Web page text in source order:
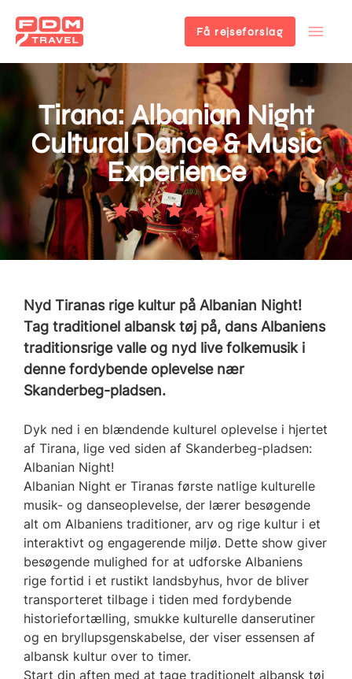
hovedindhold
Få rejseforslag
Tirana: Albanian Night
Cultural Dance & Music
Experience
Nyd Tiranas rige kultur på Albanian Night!
Tag traditionel albansk tøj på, dans Albaniens
traditionsrige valle og nyd live folkemusik i
denne fordybende oplevelse nær
Skanderbeg-pladsen.
Dyk ned i en blændende kulturel oplevelse i hjertet
af Tirana, lige ved siden af Skanderbeg-pladsen:
Albanian Night!
Albanian Night er Tiranas første natlige kulturelle
musik- og danseoplevelse, der lærer besøgende
alt om Albaniens traditioner, arv og rige kultur i et
interaktivt og engagerende miljø. Dette show giver
besøgende mulighed for at udforske Albaniens
rige fortid i et rustikt landsbyhus, hvor de bliver
transporteret tilbage i tiden med fordybende
historiefortælling, smukke kulturelle danserutiner
og en bryllupsgenskabelse, der viser essensen af
albansk kultur over to timer.
Start din aften med at tage traditionelt albansk tøj